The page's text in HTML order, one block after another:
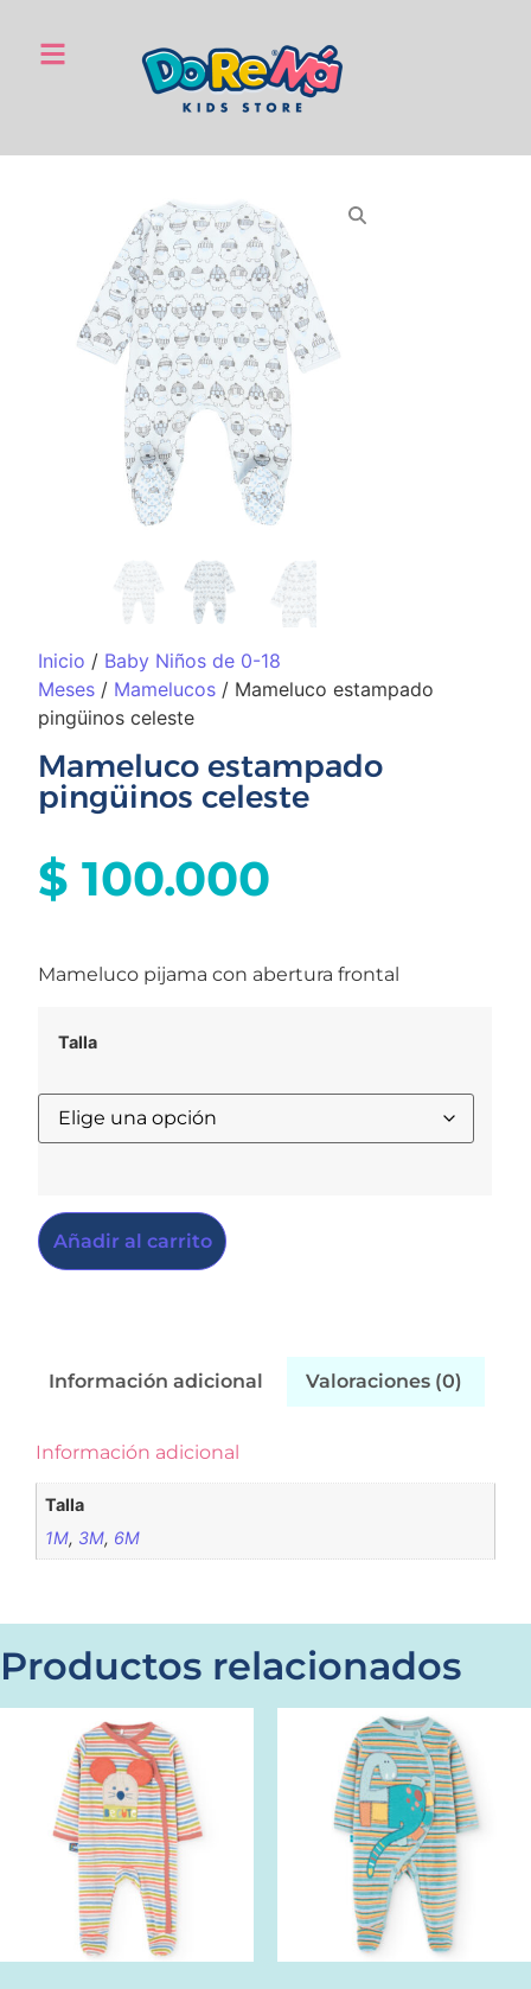
Inicio / Baby Niños de 0-18
Meses / Mamelucos / Mameluco estampado
pingüinos celeste
Mameluco estampado
pingüinos celeste
$ 100.000
Mameluco pijama con abertura frontal
Talla
Añadir al carrito
Información adicional Valoraciones (0)
Información adicional
Talla
1M, 3M, 6M
Productos relacionados